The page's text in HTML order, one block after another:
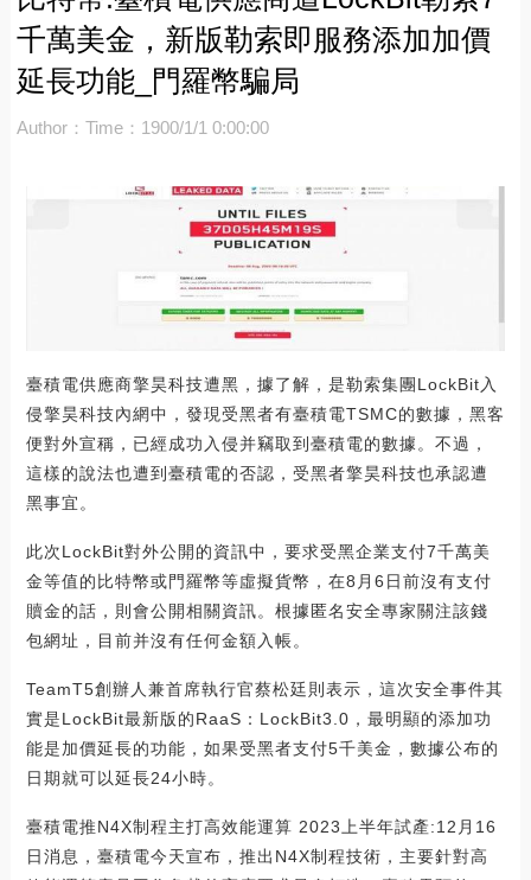
千萬美金，新版勒索即服務添加加價
延長功能_門羅幣騙局
Author： Time：1900/1/1 0:00:00
臺積電供應商擎昊科技遭黑，據了解，是勒索集團LockBit入
侵擎昊科技內網中，發現受黑者有臺積電TSMC的數據，黑客
便對外宣稱，已經成功入侵并竊取到臺積電的數據。不過，
這樣的說法也遭到臺積電的否認，受黑者擎昊科技也承認遭
黑事宜。
此次LockBit對外公開的資訊中，要求受黑企業支付7千萬美
金等值的比特幣或門羅幣等虛擬貨幣，在8月6日前沒有支付
贖金的話，則會公開相關資訊。根據匿名安全專家關注該錢
包網址，目前并沒有任何金額入帳。
TeamT5創辦人兼首席執行官蔡松廷則表示，這次安全事件其
實是LockBit最新版的RaaS：LockBit3.0，最明顯的添加功
能是加價延長的功能，如果受黑者支付5千美金，數據公布的
日期就可以延長24小時。
臺積電推N4X制程主打高效能運算 2023上半年試產:12月16
日消息，臺積電今天宣布，推出N4X制程技術，主要針對高